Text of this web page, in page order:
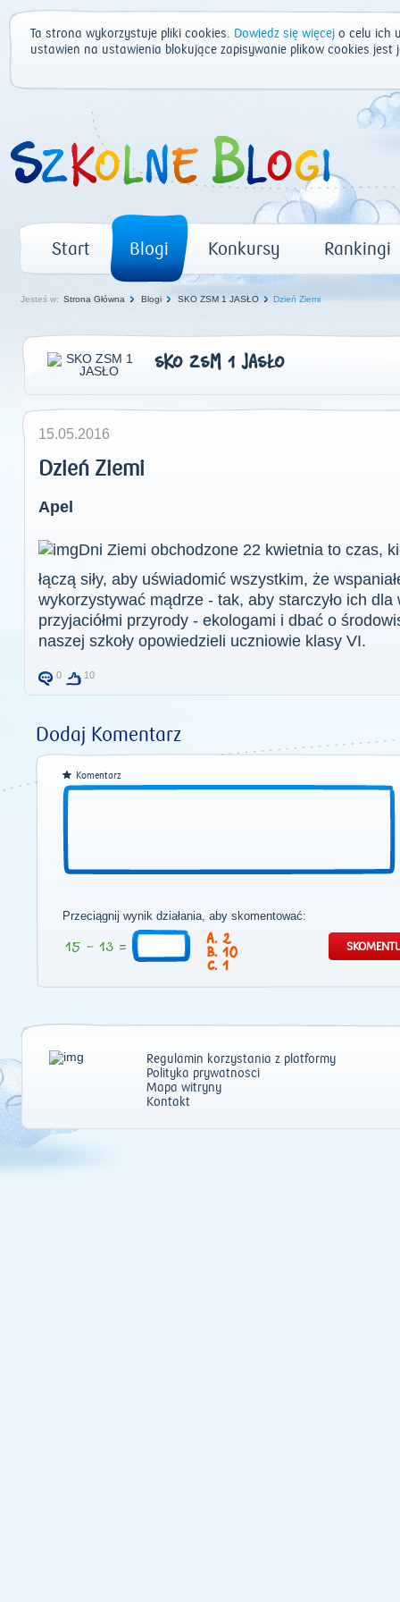
Ta strona wykorzystuje pliki cookies. Dowiedz się więcej o celu ich
ustawień na ustawienia blokujące zapisywanie plików cookies
Start Blogi Konkursy Rankingi
Jesteś w: Strona Główna Blogi SKO ZSM 1 JASŁO Dzień Ziemi
SKO ZSM 1 JASŁO
15.05.2016
Dzień Ziemi
Apel
Dni Ziemi obchodzone 22 kwietnia to czas,
łączą siły, aby uświadomić wszystkim, że
wykorzystywać mądrze - tak, aby starczyło ich
przyjaciółmi przyrody - ekologami i dbać o
naszej szkoły opowiedzieli uczniowie klasy VI.
0 10
Dodaj Komentarz
Komentarz
Przeciągnij wynik działania, aby skomentować:
2
10
1
Regulamin korzystania z platformy
Polityka prywatności
Mapa witryny
Kontakt